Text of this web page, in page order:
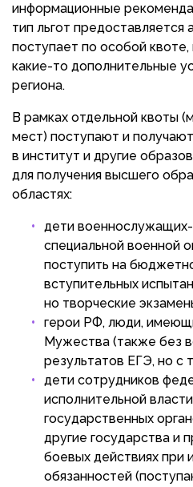
информационные
тип льгот предоставляется
поступает по особой
какие-то дополнительные
региона.
В рамках отдельной квоты
мест) поступают и
в институт и другие
для получения высшего
областях:
дети военнослужащих-
специальной военной
поступить на
вступительных
но творческие
герои РФ, люди,
Мужества (также без
результатов ЕГЭ, но с
дети сотрудников
исполнительной
государственных
другие государства и
боевых действиях при
обязанностей